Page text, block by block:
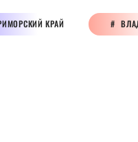
КРАЙ